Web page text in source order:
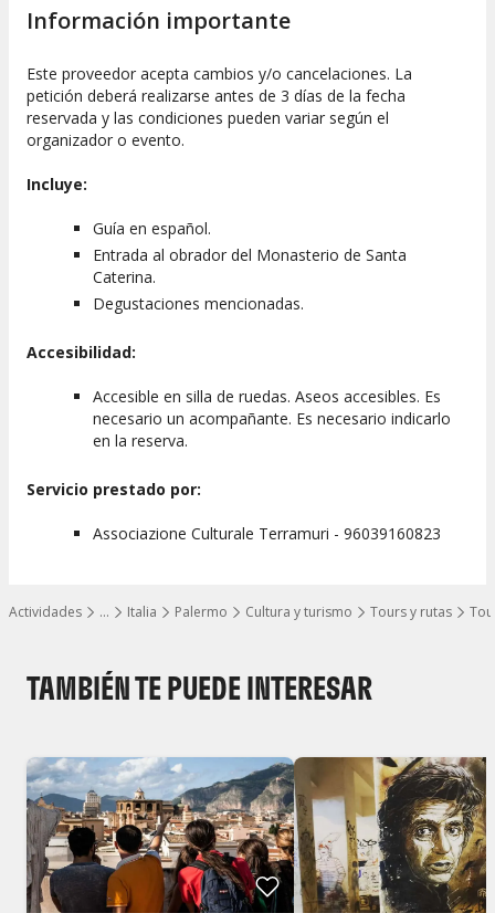
…
Mostrar todos los niveles
Actividades Italia Palermo Cultura y turismo Tours y rutas
Información importante
Este proveedor acepta cambios y/o cancelaciones. La
petición deberá realizarse antes de 3 días de la fecha
reservada y las condiciones pueden variar según el
organizador o evento.
Incluye:
Guía en español.
Entrada al obrador del Monasterio de Santa
Caterina.
Degustaciones mencionadas.
Accesibilidad:
Accesible en silla de ruedas. Aseos accesibles. Es
necesario un acompañante. Es necesario indicarlo
en la reserva.
Servicio prestado por:
Associazione Culturale Terramuri - 96039160823
TAMBIÉN TE PUEDE INTERESAR